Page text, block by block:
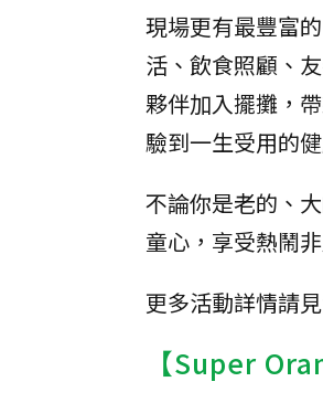
現場更有最豐富
活、飲食照顧、
夥伴加入擺攤，
驗到一生受用的
不論你是老的、
童心，享受熱鬧
更多活動詳情請
【Super